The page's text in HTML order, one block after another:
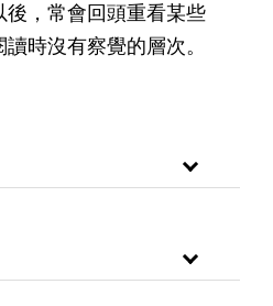
，常會回頭重看某些
時沒有察覺的層次。